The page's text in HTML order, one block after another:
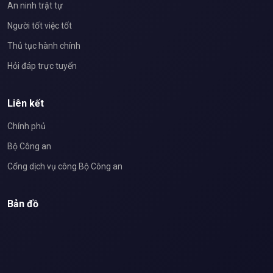
An ninh trật tự
Người tốt việc tốt
Thủ tục hành chính
Hỏi đáp trực tuyến
Liên kết
Chính phủ
Bộ Công an
Cổng dịch vụ công Bộ Công an
Bản đồ